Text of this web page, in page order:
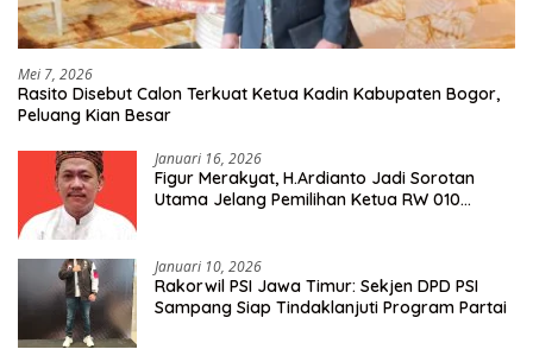
Mei 7, 2026
Rasito Disebut Calon Terkuat Ketua Kadin Kabupaten Bogor,
Peluang Kian Besar
Januari 16, 2026
Figur Merakyat, H.Ardianto Jadi Sorotan
Utama Jelang Pemilihan Ketua RW 010
Januari 10, 2026
Rakorwil PSI Jawa Timur: Sekjen DPD PSI
Sampang Siap Tindaklanjuti Program Partai